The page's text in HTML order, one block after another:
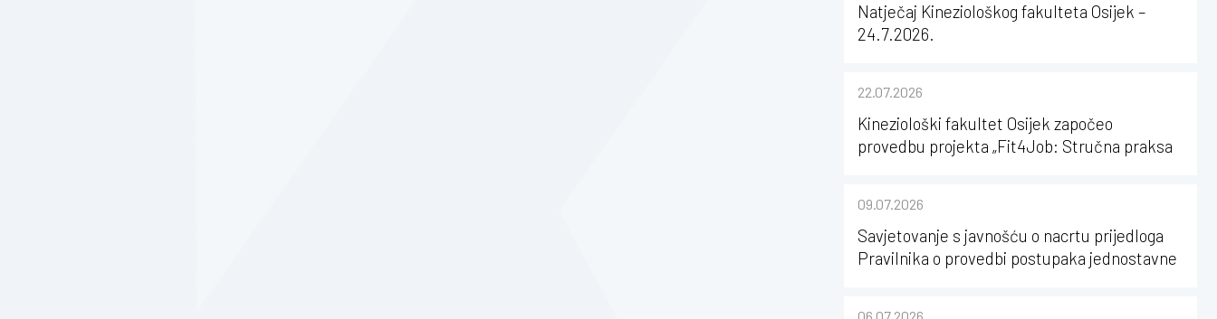
Natječaj Kineziološkog fakulteta Osijek –
24.7.2026.
22.07.2026
Kineziološki fakultet Osijek započeo
provedbu projekta „Fit4Job: Stručna praksa
09.07.2026
Savjetovanje s javnošću o nacrtu prijedloga
Pravilnika o provedbi postupaka jednostavne